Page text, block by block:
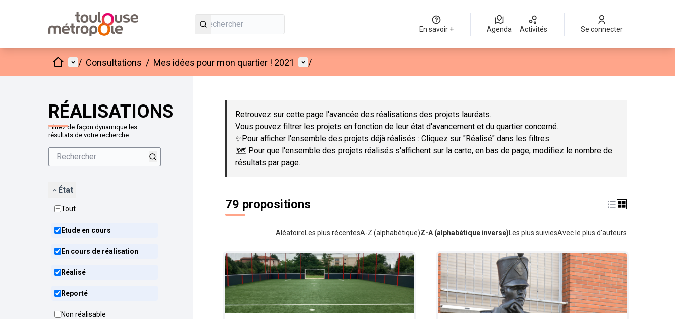
En savoir + Agenda Activités Se connecter
AccueilMenu principal
/ Consultations / Mes idées pour mon quartier ! 2021 Menu utilisateur
/
RÉALISATIONS
Filtrez de façon dynamique les
résultats de votre recherche.
État
Tout
Etude en cours
En cours de réalisation
Réalisé
Reporté
Non réalisable
Passer la carte
Retrouvez sur cette page l'avancée des réalisations des projets lauréats.
Vous pouvez filtrer les projets en fonction de leur état d'avancement et du quartier concerné.
✨Pour afficher l'ensemble des projets déjà réalisés : Cliquez sur "Réalisé" dans les filtres
🗺️ Pour que l'ensemble des projets réalisés s'affichent sur la carte, en bas de page, modifiez le nombre de
résultats par page.
79 propositions
Aléatoire Les plus récentesA-Z (alphabétique)Z-A (alphabétique inverse) Les plus suiviesAvec le plus d'auteurs